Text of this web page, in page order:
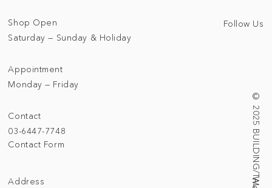
Address
Contact
03-6447-7748
Contact Form
Shop Open
Saturday — Sunday & Holiday
Appointment
Monday — Friday
Follow Us